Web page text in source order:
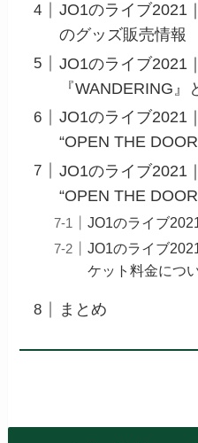
JO1のライブ2021
のグッズ販売情報
JO1のライブ2021
『WANDERING』
JO1のライブ2021
“OPEN THE
JO1のライブ2021
“OPEN THE
JO1のライブ
JO1のライブ
ケット料金につ
まとめ